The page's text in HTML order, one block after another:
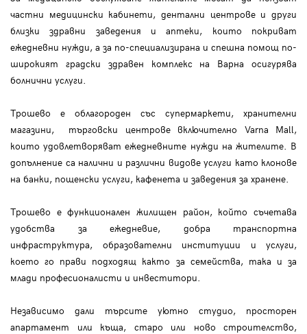
частни медицински кабинети, дентални центрове и други
близки здравни заведения и аптеки, които покриват
ежедневни нужди, а за по-специализирана и спешна помощ по-
широкият градски здравен комплекс на Варна осигурява
болнични услуги.
Трошево е облагороден със супермаркети, хранителни
магазини, търговски центрове включително Varna Mall,
които удовлетворяват ежедневните нужди на жителите. В
допълнение са налични и различни видове услуги като клонове
на банки, пощенски услуги, кафенета и заведения за хранене.
Трошево е функционален жилищен район, който съчетава
удобства за ежедневие, добра транспортна
инфраструктура, образователни институции и услуги,
което го прави подходящ както за семейства, така и за
млади професионалисти и инвеститори.
Независимо дали търсите уютно студио, просторен
апартамент или къща, старо или ново строителство,